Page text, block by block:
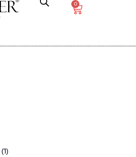
0
Varukorg
(1)